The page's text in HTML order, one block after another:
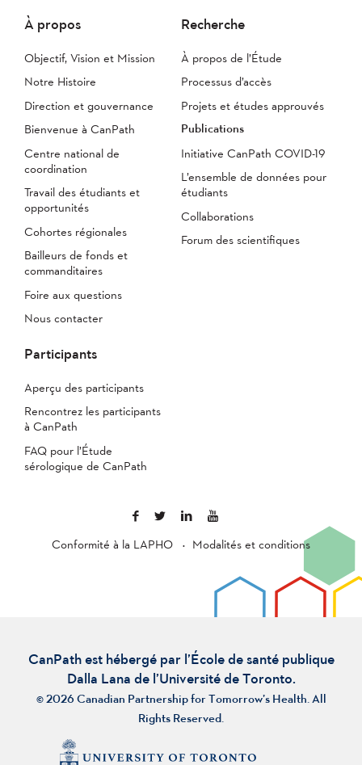
À propos
Objectif, Vision et Mission
Notre Histoire
Direction et gouvernance
Bienvenue à CanPath
Centre national de
coordination
Travail des étudiants et
opportunités
Cohortes régionales
Bailleurs de fonds et
commanditaires
Foire aux questions
Nous contacter
Recherche
À propos de l’Étude
Processus d’accès
Projets et études approuvés
Publications
Initiative CanPath COVID-19
L’ensemble de données pour
étudiants
Collaborations
Forum des scientifiques
Participants
Aperçu des participants
Rencontrez les participants
à CanPath
FAQ pour l’Étude
sérologique de CanPath
Conformité à la LAPHO Modalités et conditions
CanPath est hébergé par l’École de santé publique
Dalla Lana de l’Université de Toronto.
© 2026 Canadian Partnership for Tomorrow’s Health. All
Rights Reserved.